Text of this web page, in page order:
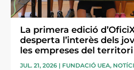
La primera edició
desperta l’interès dels
les empreses del territori
JUL. 21, 2026 | FUNDACIÓ UEA,